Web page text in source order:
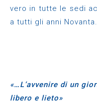
vero in tutte le sedi
a tutti gli anni Novanta.
«…L’avvenire di un
libero e lieto»